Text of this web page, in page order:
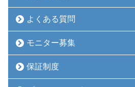
よくある質問
モニター募集
保証制度